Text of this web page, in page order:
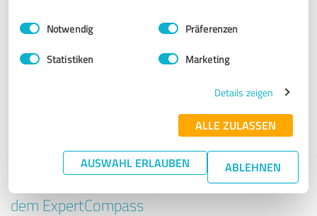
Impressum Datenschutzbestimmungen
Einwilligungsauswahl
Notwendig Präferenzen
Statistiken Marketing
Details zeigen
ALLE ZULASSEN
AUSWAHL ERLAUBEN ABLEHNEN
Tipp: Die passenden Experten finden - mit
dem ExpertCompass